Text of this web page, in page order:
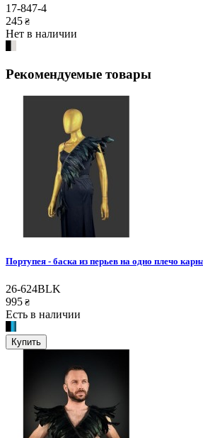
17-847-4
245 ₴
Нет в наличии
Рекомендуемые товары
Портупея - баска из перьев на одно плечо
26-624BLK
995 ₴
Есть в наличии
Купить